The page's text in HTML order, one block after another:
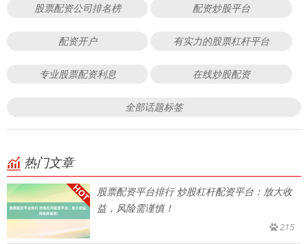
股票配资公司排名榜 配资炒股平台
配资开户 有实力的股票杠杆平台
专业股票配资利息 在线炒股配资
全部话题标签
热门文章
股票配资平台排行 炒股杠杆配资平台：放大收
益，风险需谨慎！
215